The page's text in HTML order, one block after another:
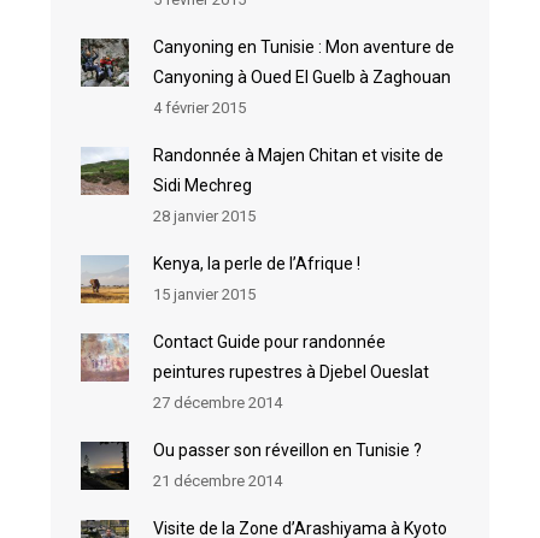
Canyoning en Tunisie : Mon aventure de
Canyoning à Oued El Guelb à Zaghouan
4 février 2015
Randonnée à Majen Chitan et visite de
Sidi Mechreg
28 janvier 2015
Kenya, la perle de l’Afrique !
15 janvier 2015
Contact Guide pour randonnée
peintures rupestres à Djebel Oueslat
27 décembre 2014
Ou passer son réveillon en Tunisie ?
21 décembre 2014
Visite de la Zone d’Arashiyama à Kyoto